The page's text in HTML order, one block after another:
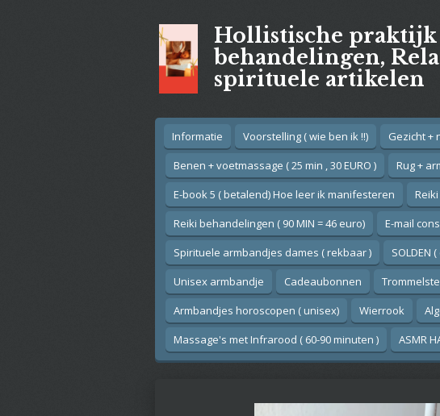
Hollistische
behandelingen,
spirituele artikelen
Informatie Voorstelling ( wie ben ik !!) Gezicht +
Benen + voetmassage ( 25 min , 30 EURO )
Rug +
E-book 5 ( betalend) Hoe leer ik manifesteren
Reiki behandelingen ( 90 MIN = 46 euro)
E-mail
Spirituele armbandjes dames ( rekbaar )
SOLDEN
Unisex armbandje
Cadeaubonnen
Armbandjes horoscopen ( unisex)
Wierrook
Massage's met Infrarood ( 60-90 minuten )
ASMR